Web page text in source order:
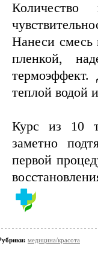
Нанеси смесь
пленкой,
теплой водой
Курс из 10
заметно
первой
медицина/красота